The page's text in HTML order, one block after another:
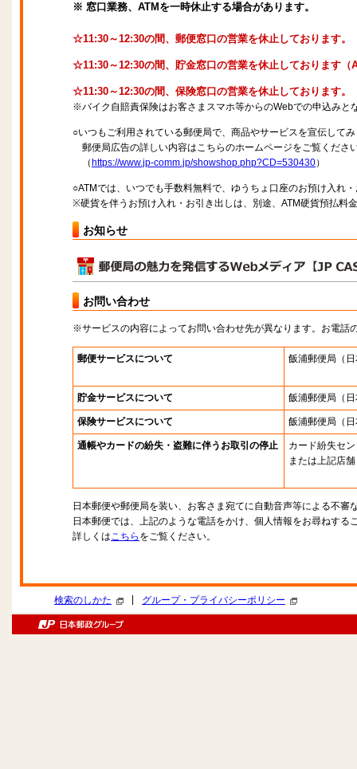
※ 窓口業務、ATMを一時休止する場合があります。
☆11:30～12:30の間、郵便窓口の営業を休止しております。
☆11:30～12:30の間、貯金窓口の営業を休止しております（
☆11:30～12:30の間、保険窓口の営業を休止しております。
※バイク自賠責保険はお客さまスマホ等からのWebでの申込みと
○いつもご利用されている郵便局で、商品やサービスを宣伝して
郵便局広告の詳しい内容はこちらのホームページをご覧くださ
（ https://www.jp-comm.jp/showshop.php?CD=530430）
○ATMでは、いつでも手数料無料で、ゆうちょ口座のお預け入れ
※硬貨を伴うお預け入れ・お引き出しは、別途、ATM硬貨預払料
お知らせ
お問い合わせ
※サービスの内容によってお問い合わせ先が異なります。お電話
郵便サービスについて 飯浦郵便局 （
貯金サービスについて 飯浦郵便局 （
保険サービスについて 飯浦郵便局 （
通帳やカードの紛失・盗難に伴うお取引の停止
カード紛失セ
または上記店舗
日本郵便や郵便局を装い、お客さま宛てに自動音声等による不審
日本郵便では、上記のような電話をかけ、個人情報をお尋ねする
詳しくはこちら をご覧ください。
検索のしかた グループ・プライバシーポリシー